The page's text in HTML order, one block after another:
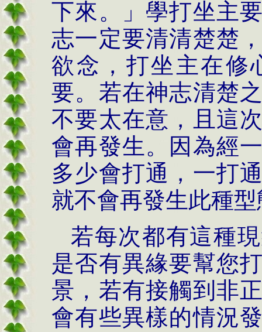
下來。」學打坐主
志一定要清清楚楚
欲念，打坐主在修
要。若在神志清楚
不要太在意，且這
會再發生。因為經
多少會打通，一打
就不會再發生此種
若每次都有這種
是否有異緣要幫您
景，若有接觸到非
會有些異樣的情況